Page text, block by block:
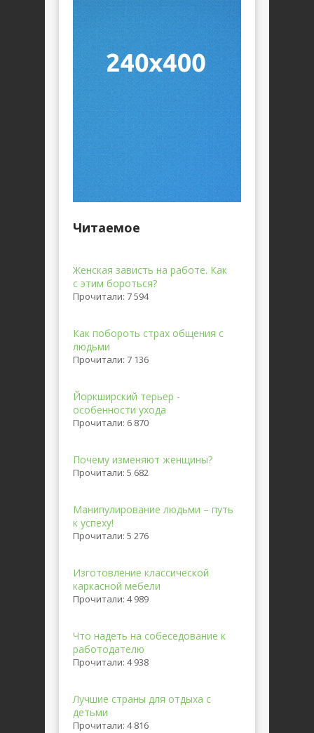
Читаемое
Женская зависть на работе. Как
с этим бороться?
Прочитали: 7 594
Как побороть страх общения с
людьми
Прочитали: 7 136
Йоркширский терьер -
особенности ухода
Прочитали: 6 870
Почему изменяют женщины?
Прочитали: 5 682
Манипулирование людьми – путь
к успеху!
Прочитали: 5 276
Изготовление классической
каркасной мебели
Прочитали: 4 989
Что надеть на собеседование к
работодателю
Прочитали: 4 938
Лучшие страны для отдыха с
детьми
Прочитали: 4 816